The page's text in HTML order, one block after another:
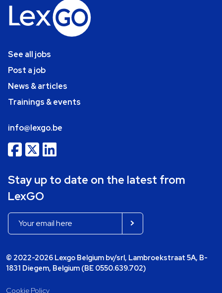
See all jobs
Post a job
News & articles
Trainings & events
info@lexgo.be
Stay up to date on the latest from
LexGO
© 2022-2026 Lexgo Belgium bv/srl, Lambroekstraat 5A, B-
1831 Diegem, Belgium (BE 0550.639.702)
Cookie Policy